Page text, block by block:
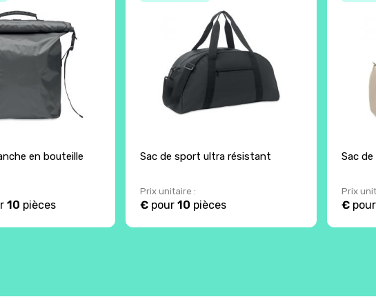
en bouteille
10 pièces
Sac de sport ultra résistant
Prix unitaire :
€pour 10 pièces
Sac
Prix
€ pour